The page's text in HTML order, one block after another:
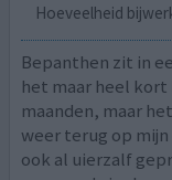
Hoeveelheid
Bepanthen zit in
het maar heel
maanden, maar
weer terug op
ook al uierzalf